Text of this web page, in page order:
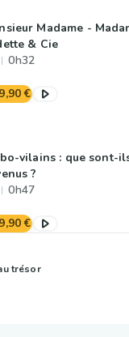
Madame -
& Cie
0h32
9,90 €
vilains : que sont-
?
0h47
9,90 €
trésor